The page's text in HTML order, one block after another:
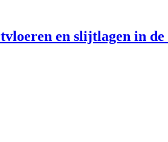
en slijtlagen in